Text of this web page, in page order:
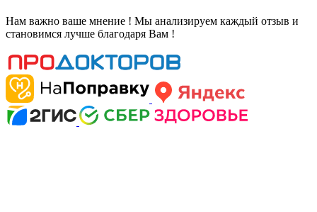
Нам важно ваше мнение ! Мы анализируем каждый отзыв и
становимся лучше благодаря Вам !